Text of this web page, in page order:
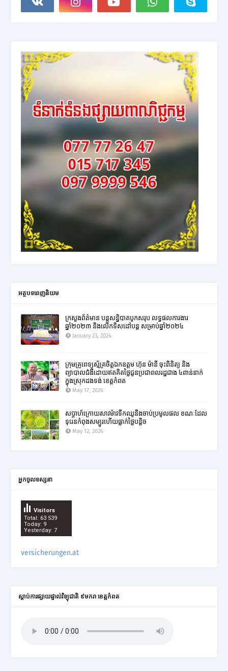
អត្ថបទពេញនិយម
ក្រសួងព័ត៌មាន បន្តសន្និបាតបូកសរុប លទ្ធផលការងារ
ឆ្នាំ២០២៣ និងលើកទិសដៅបន្ត សម្រាប់ឆ្នាំ២០២៤
January 23, 2024
ក្រុមគ្រូពេទ្យស្ម័គ្រចិត្តឯកឧត្តម ហ៊ុន ម៉ានី ចុះពិនិត្យ និង
ព្យាបាលជំងឺដោយឥតគិតថ្លៃជូនប្រជាពលរដ្ឋជាង ៤ពាន់នាក់
ក្នុងស្រុកដងទង់ ខេត្តកំពត
May 17, 2026
សប្តាហ៍ក្រោយសាវម៉ាវទឹកឈូនឹងចាប់ប្រមូលផល ខណៈដែល
ទុរេនកំពុងសម្បូរហើយធ្លាក់ថ្លៃបន្តិច
May 12, 2026
អ្នកចូលទស្សនា
Total: 63 539
Today: 9
Yesterday: 7
Visitors
versicherungen.at
ស្តាប់ការផ្សាយផ្ទាល់វិទ្យុជាតិ ៩មករា ខេត្តកំពត